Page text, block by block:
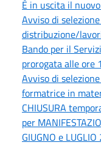
È in uscita il
Avviso di
distribuzione/
Bando per il
prorogata alle ore
Avviso di
formatrice in
CHIUSURA
per
GIUGNO e